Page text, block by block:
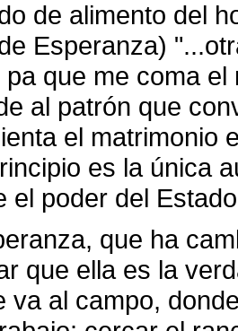
de alimento del
Esperanza)
que me coma
al patrón que
el matrimonio
es la única
el poder del
que ha
que ella es la
va al campo,